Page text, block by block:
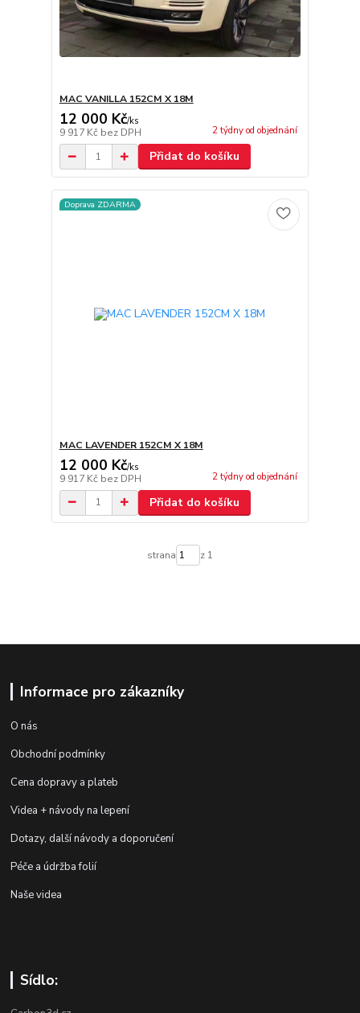
MAC VANILLA 152CM X 18M
12 000 Kč/ks
9 917 Kč bez DPH 2 týdny od objednání
Přidat do košíku
Doprava ZDARMA
MAC LAVENDER 152CM X 18M
12 000 Kč/ks
9 917 Kč bez DPH 2 týdny od objednání
Přidat do košíku
strana z 1
Informace pro zákazníky
O nás
Obchodní podmínky
Cena dopravy a plateb
Videa + návody na lepení
Dotazy, další návody a doporučení
Péče a údržba folií
Naše videa
Sídlo: